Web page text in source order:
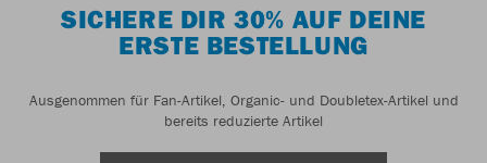
SICHERE DIR 30% AUF DEINE
ERSTE BESTELLUNG
Ausgenommen für Fan-Artikel, Organic- und Doubletex-Artikel und
bereits reduzierte Artikel